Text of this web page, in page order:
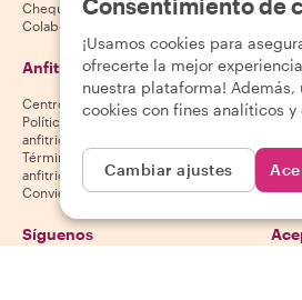
Cheques regalo
Colabora con nosotros
Anfitriones
Centro de ayuda para anfitriones
Política de cancelación para
anfitriones
Términos y condiciones para
anfitriones
Conviértete en anfitrión
App
Síguenos
Consentimiento de
¡Usamos cookies para
ofrecerte la mejor
nuestra plataforma! Además,
cookies con fines analíticos y
Cambiar ajustes